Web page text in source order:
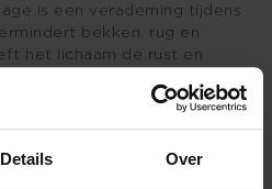
Details Over
is een verademing tijdens
bekken, rug en
het lichaam de rust en
brengt niet alleen verlichting